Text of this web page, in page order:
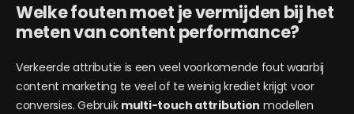
Welke fouten moet je vermijden bij het
meten van content performance?
Verkeerde attributie is een veel voorkomende fout waarbij
content marketing te veel of te weinig krediet krijgt voor
conversies. Gebruik multi-touch attribution modellen